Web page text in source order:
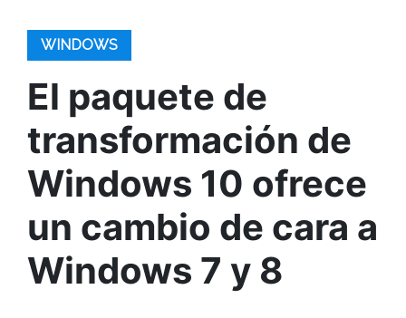
WINDOWS
El paquete de
transformación de
Windows 10 ofrece
un cambio de cara a
Windows 7 y 8